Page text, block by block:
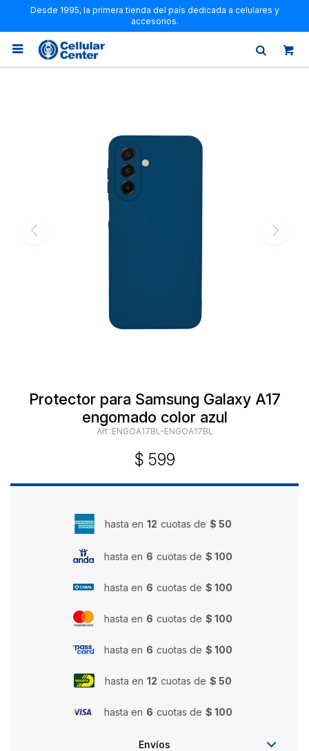
Desde 1995, la primera tienda del país dedicada a celulares y
accesorios.

Protector para Samsung Galaxy A17
engomado color azul
ENGOA17BL-ENGOA17BL
$ 599
hasta en 12 cuotas de $ 50
hasta en 6 cuotas de $ 100
hasta en 6 cuotas de $ 100
hasta en 6 cuotas de $ 100
hasta en 6 cuotas de $ 100
hasta en 12 cuotas de $ 50
hasta en 6 cuotas de $ 100
Envíos